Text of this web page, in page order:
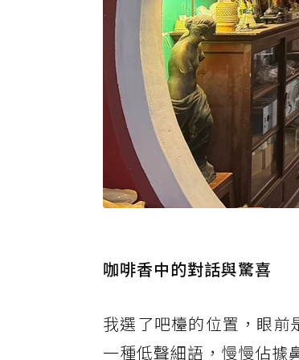
咖啡香中的對話與驚喜
我選了吧檯的位置，眼
一種低聲細語，慢慢佔據